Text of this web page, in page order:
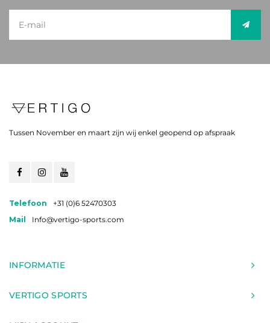
Tussen November en maart zijn wij enkel geopend op afspraak
Telefoon
+31 (0)6 52470303
Mail
Info@vertigo-sports.com
INFORMATIE
VERTIGO SPORTS